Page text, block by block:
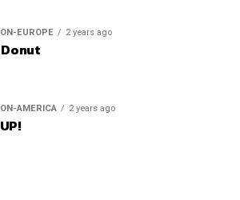
EUROPE 2 years ago
AMERICA 2 years ago